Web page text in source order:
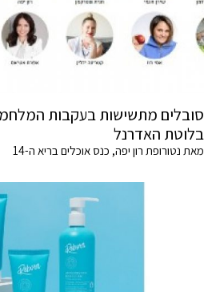
סובלים מתשישות בעקבות
בלוטת האדרנל
מאת נטורופת רון יפה, כנס אוכלים בריא ה-14